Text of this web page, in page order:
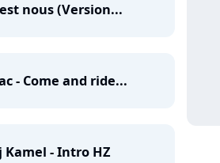
nous (Version...
- Come and ride...
Kamel - Intro HZ